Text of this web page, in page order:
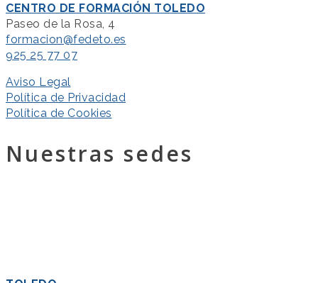
CENTRO DE FORMACIÓN TOLEDO
Paseo de la Rosa, 4
formacion@fedeto.es
925 25 77 07
Aviso Legal
Política de Privacidad
Política de Cookies
Nuestras sedes